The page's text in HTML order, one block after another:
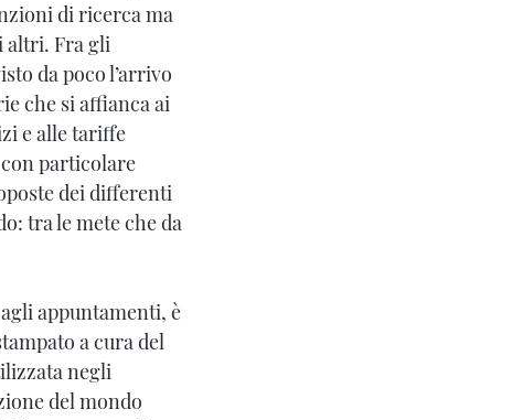
di ricerca ma
altri. Fra gli
da poco l’arrivo
che si affianca ai
e alle tariffe
con particolare
dei differenti
tra le mete che da
appuntamenti, è
a cura del
negli
del mondo